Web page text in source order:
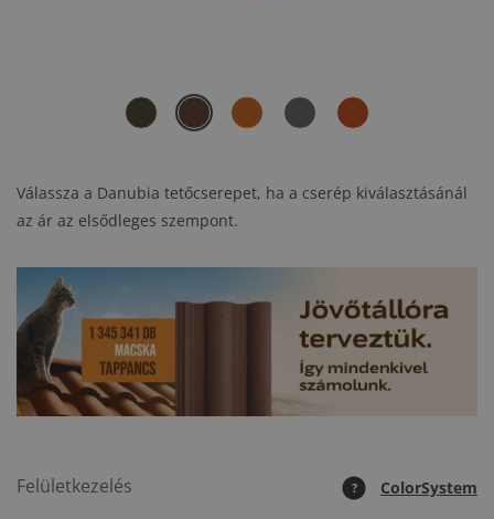
Válassza a Danubia tetőcserepet, ha a cserép kiválasztásánál
az ár az elsődleges szempont.
Felületkezelés ? ColorSystem